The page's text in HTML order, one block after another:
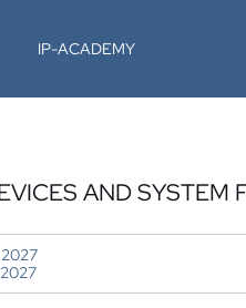
IP-ACADEMY
AND SYSTEM